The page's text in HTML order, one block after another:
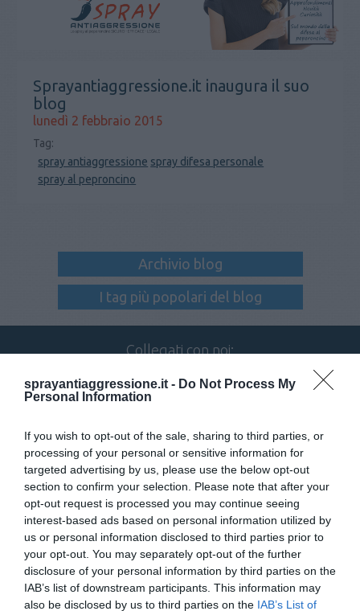
sprayantiaggressione.it - Do Not Process My
Personal Information
If you wish to opt-out of the sale, sharing to third parties, or
processing of your personal or sensitive information for
targeted advertising by us, please use the below opt-out
section to confirm your selection. Please note that after your
opt-out request is processed you may continue seeing
interest-based ads based on personal information utilized by
us or personal information disclosed to third parties prior to
your opt-out. You may separately opt-out of the further
disclosure of your personal information by third parties on the
IAB’s list of downstream participants. This information may
also be disclosed by us to third parties on the IAB’s List of
Sprayantiaggressione.it inaugura il suo
blog
lunedì 2 febbraio 2015
Tag:
spray antiaggressione spray difesa personale
spray al peproncino
Archivio blog
I tag più popolari del blog
Collegati con noi:
Iscriviti alla newsletter
TELEFONO
080 885 33 00
IL NOSTRO CENTRALINO È ATTIVO